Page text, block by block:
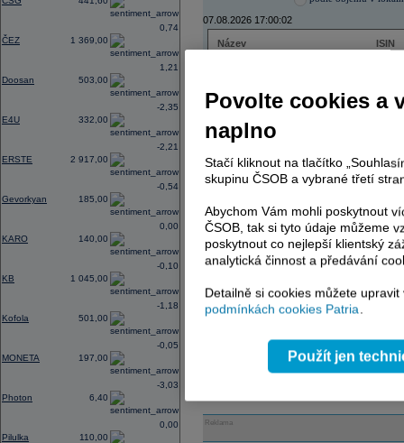
ČEZ 1 369,00
0,74
Doosan 503,00
1,21
E4U 332,00
-2,35
ERSTE 2 917,00
-2,21
Gevorkyan 185,00
-0,54
KARO 140,00
0,00
KB 1 045,00
-0,10
Kofola 501,00
-1,18
MONETA 197,00
-0,05
Photon 6,40
-3,03
Pilulka 110,00
0,00
07.08.2026 17:00:02
Název
ISIN
ERSTE BANK
TMR
AD index - vývoj
Region
Reklama
Povolte cookies a
naplno
Stačí kliknout na tlačítko
skupinu ČSOB a vybrané třetí
Abychom Vám mohli poskytnout
ČSOB, tak si tyto údaje můžeme
poskytnout co nejlepší klientský
analytická činnost a předávání
Detailně si cookies můžete
podmínkách cookies Patria.
Použít jen